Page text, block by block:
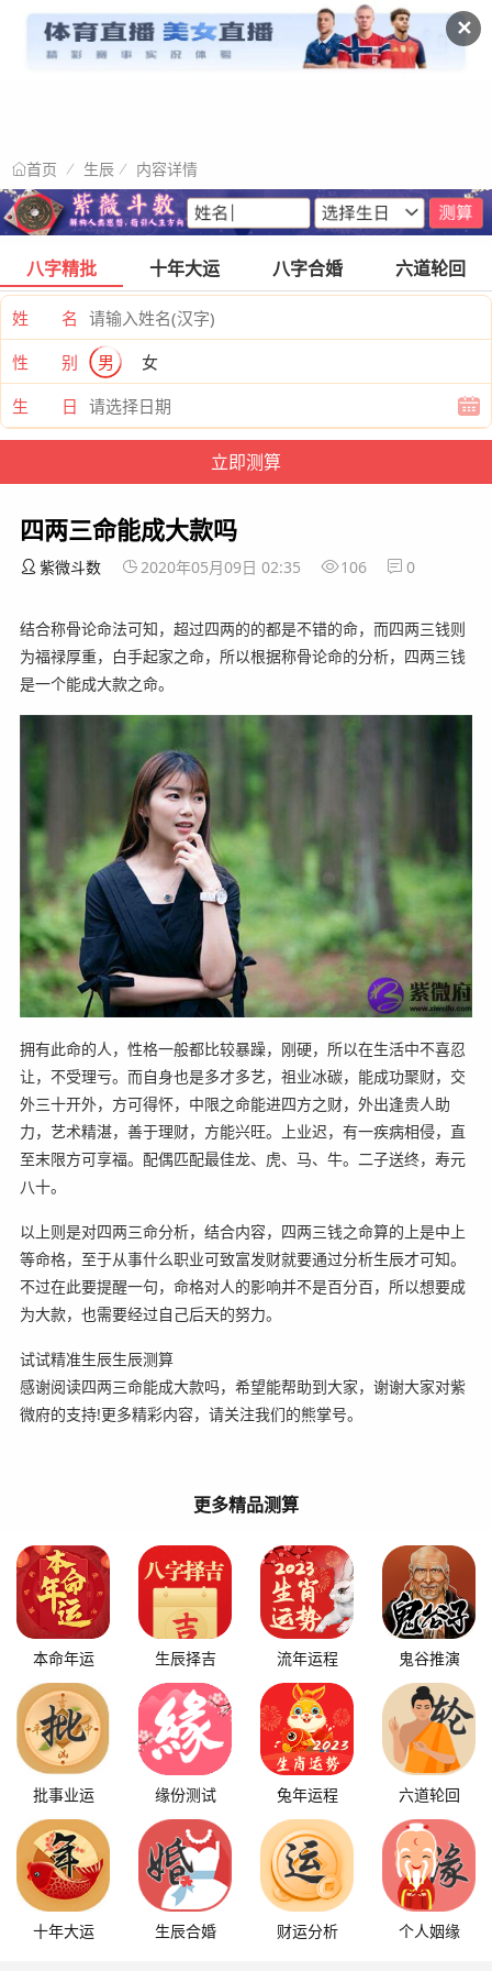
✕
首页 生辰 内容详情
八字精批 十年大运 八字合婚 六道轮回
姓 名
性 别
男
女
生 日
四两三命能成大款吗
紫微斗数 2020年05月09日 02:35 106 0
结合称骨论命法可知，超过四两的的都是不错的命，而四两三钱则
为福禄厚重，白手起家之命，所以根据称骨论命的分析，四两三钱
是一个能成大款之命。
拥有此命的人，性格一般都比较暴躁，刚硬，所以在生活中不喜忍
让，不受理亏。而自身也是多才多艺，祖业冰碳，能成功聚财，交
外三十开外，方可得怀，中限之命能进四方之财，外出逢贵人助
力，艺术精湛，善于理财，方能兴旺。上业迟，有一疾病相侵，直
至末限方可享福。配偶匹配最佳龙、虎、马、牛。二子送终，寿元
八十。
以上则是对四两三命分析，结合内容，四两三钱之命算的上是中上
等命格，至于从事什么职业可致富发财就要通过分析生辰才可知。
不过在此要提醒一句，命格对人的影响并不是百分百，所以想要成
为大款，也需要经过自己后天的努力。
试试精准生辰生辰测算
感谢阅读四两三命能成大款吗，希望能帮助到大家，谢谢大家对紫
微府的支持!更多精彩内容，请关注我们的熊掌号。
更多精品测算
本命年运 生辰择吉 流年运程 鬼谷推演
批事业运 缘份测试 兔年运程 六道轮回
十年大运 生辰合婚 财运分析 个人姻缘